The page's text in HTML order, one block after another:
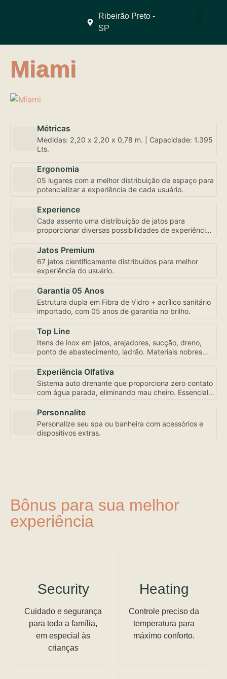
Ribeirão Preto -
SP
Miami
Métricas
Medidas: 2,20 x 2,20 x 0,78 m. | Capacidade: 1.395
Lts.
Ergonomia
05 lugares com a melhor distribuição de espaço para
potencializar a experiência de cada usuário.
Experience
Cada assento uma distribuição de jatos para
proporcionar diversas possibilidades de experiência,
individualizada, bem como a mais robusta
motobomba do mercado – uma exclusividade
Amazon Spa focada em seu bem-estar.
Jatos Premium
67 jatos cientificamente distribuídos para melhor
experiência do usuário.
Garantia 05 Anos
Estrutura dupla em Fibra de Vidro + acrílico sanitário
importado, com 05 anos de garantia no brilho.
Top Line
Itens de inox em jatos, arejadores, sucção, dreno,
ponto de abastecimento, ladrão. Materiais nobres
Experiência Olfativa
Sistema auto drenante que proporciona zero contato
com água parada, eliminando mau cheiro. Essencial
Personnalite
Personalize seu spa ou banheira com acessórios e
dispositivos extras.
Bônus para sua melhor
experiência
Security
Cuidado e segurança
para toda a família,
em especial às
crianças
Heating
Controle preciso da
temperatura para
máximo conforto.